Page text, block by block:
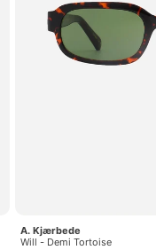
A. Kjærbede
Will - Demi Tortoise